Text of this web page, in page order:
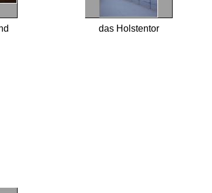
das Holstentor